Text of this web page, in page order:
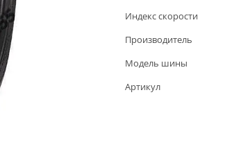
Индекс скорости
Производитель
Модель шины
Артикул